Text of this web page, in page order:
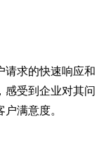
请求的快速响应和
感受到企业对其问
满意度。